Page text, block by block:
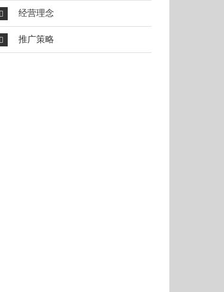
经营理念
推广策略